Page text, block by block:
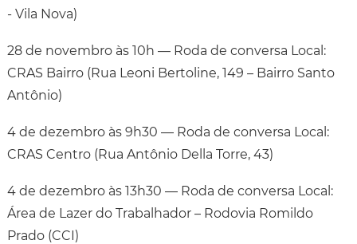
- Vila Nova)
28 de novembro às 10h — Roda de conversa Local:
CRAS Bairro (Rua Leoni Bertoline, 149 – Bairro Santo
Antônio)
4 de dezembro às 9h30 — Roda de conversa Local:
CRAS Centro (Rua Antônio Della Torre, 43)
4 de dezembro às 13h30 — Roda de conversa Local:
Área de Lazer do Trabalhador – Rodovia Romildo
Prado (CCI)